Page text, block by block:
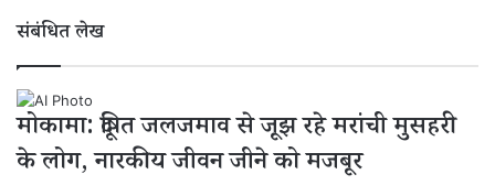
n p a
E
m
संबंधित लेख
मोकामा: दूषित जलजमाव से जूझ रहे मरांची मुसहरी
के लोग, नारकीय जीवन जीने को मजबूर